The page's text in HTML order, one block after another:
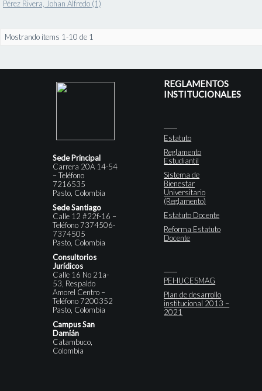
Pérez Rivera, Johan Alfredo (1)
Mostrando ítems 1-10 de 1
Sede Principal
Carrera 20A 14-54
– Teléfono
7216535
Pasto, Colombia
Sede Santiago
Calle 12 #22f-16 –
Teléfono 7374506-
7374505
Pasto, Colombia
Consultorios
Jurídicos
Calle 16 No 21a-
53, Respaldo
Amorel Centro –
Teléfono 7200352
Pasto, Colombia
Campus San
Damián
Catambuco,
Colombia
REGLAMENTOS
INSTITUCIONALES
Estatuto
Reglamento
Estudiantil
Sistema de
Bienestar
Universitario
(Reglamento)
Estatuto Docente
Reforma Estatuto
Docente
PEI-IUCESMAG
Plan de desarrollo
institucional 2013 –
2021